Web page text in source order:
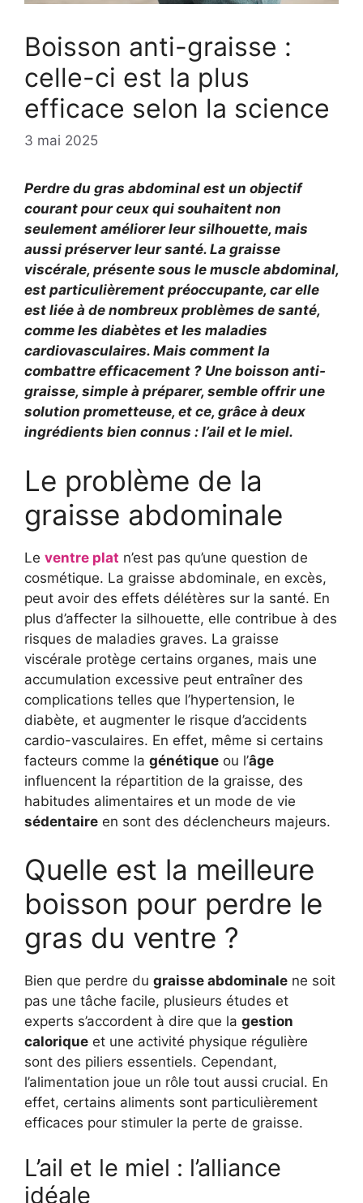
Boisson anti-graisse :
celle-ci est la plus
efficace selon la science
3 mai 2025
Perdre du gras abdominal est un objectif
courant pour ceux qui souhaitent non
seulement améliorer leur silhouette, mais
aussi préserver leur santé. La graisse
viscérale, présente sous le muscle abdominal,
est particulièrement préoccupante, car elle
est liée à de nombreux problèmes de santé,
comme les diabètes et les maladies
cardiovasculaires. Mais comment la
combattre efficacement ? Une boisson anti-
graisse, simple à préparer, semble offrir une
solution prometteuse, et ce, grâce à deux
ingrédients bien connus : l’ail et le miel.
Le problème de la
graisse abdominale
Le ventre plat n’est pas qu’une question de
cosmétique. La graisse abdominale, en excès,
peut avoir des effets délétères sur la santé. En
plus d’affecter la silhouette, elle contribue à des
risques de maladies graves. La graisse
viscérale protège certains organes, mais une
accumulation excessive peut entraîner des
complications telles que l’hypertension, le
diabète, et augmenter le risque d’accidents
cardio-vasculaires. En effet, même si certains
facteurs comme la génétique ou l’âge
influencent la répartition de la graisse, des
habitudes alimentaires et un mode de vie
sédentaire en sont des déclencheurs majeurs.
Quelle est la meilleure
boisson pour perdre le
gras du ventre ?
Bien que perdre du graisse abdominale ne soit
pas une tâche facile, plusieurs études et
experts s’accordent à dire que la gestion
calorique et une activité physique régulière
sont des piliers essentiels. Cependant,
l’alimentation joue un rôle tout aussi crucial. En
effet, certains aliments sont particulièrement
efficaces pour stimuler la perte de graisse.
L’ail et le miel : l’alliance
idéale